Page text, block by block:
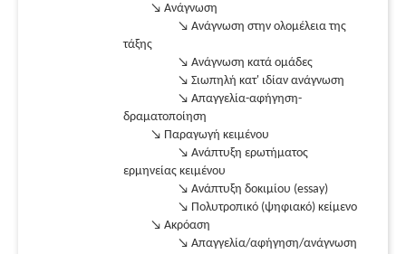
↘ Ανάγνωση
↘ Ανάγνωση στην ολομέλεια της
τάξης
↘ Ανάγνωση κατά ομάδες
↘ Σιωπηλή κατ' ιδίαν ανάγνωση
↘ Απαγγελία-αφήγηση-
δραματοποίηση
↘ Παραγωγή κειμένου
↘ Ανάπτυξη ερωτήματος
ερμηνείας κειμένου
↘ Ανάπτυξη δοκιμίου (essay)
↘ Πολυτροπικό (ψηφιακό) κείμενο
↘ Ακρόαση
↘ Απαγγελία/αφήγηση/ανάγνωση